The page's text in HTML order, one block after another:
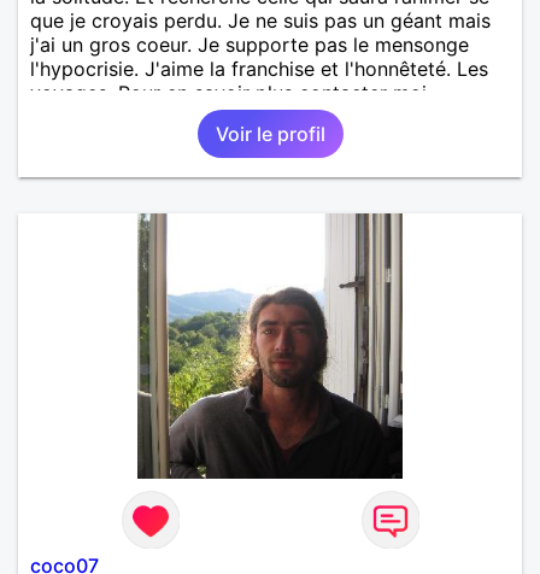
que je croyais perdu. Je ne suis pas un géant mais
j'ai un gros coeur. Je supporte pas le mensonge
l'hypocrisie. J'aime la franchise et l'honnêteté. Les
voyages. Pour en savoir plus contacter moi.
Voir le profil
coco07